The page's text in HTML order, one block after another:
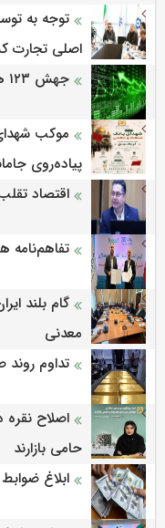
توجه به
اصلی تجارت
جهش ۱۲۳ هزار واحدی شاخص بورس
موكب
پیاده‌روی
اقتصاد
تفاهم‌نامه
گام بلند
معدنی
تداوم
اصلاح
حامی بازارند
ابلاغ